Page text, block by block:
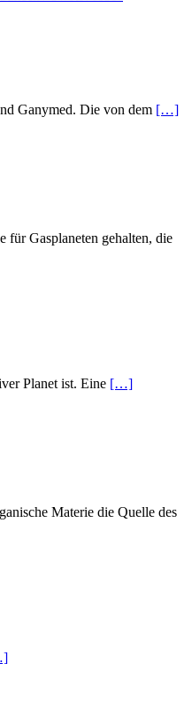
Ganymed. Die von dem […]
Gasplaneten gehalten, die
Planet ist. Eine […]
Materie die Quelle des